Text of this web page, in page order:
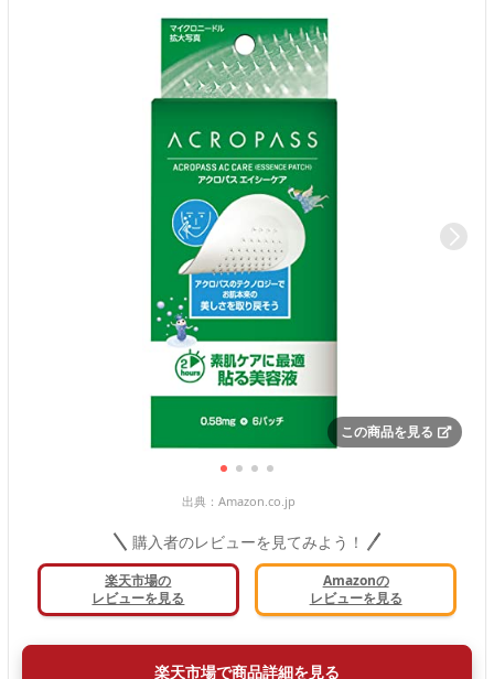
この商品を見る
出典： Amazon.co.jp
購入者のレビューを見てみよう！
楽天市場の
レビューを見る
Amazonの
レビューを見る
楽天市場で商品詳細を見る